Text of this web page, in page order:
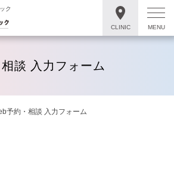
ク
談 入力フォーム
予約・相談 入力フォーム
CLINIC MENU